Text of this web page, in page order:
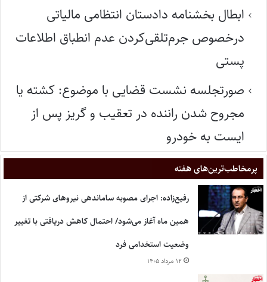
ابطال بخشنامه دادستان انتظامی مالیاتی
درخصوص جرم‌تلقی‌کردن عدم انطباق اطلاعات
پستی
صورتجلسه نشست قضایی با موضوع: کشته یا
مجروح شدن راننده در تعقیب و گریز پس از
ایست به خودرو
پر‌مخاطب‌ترین‌های هفته
رفیع‌زاده: اجرای مصوبه ساماندهی نیروهای شرکتی از
همین ماه آغاز می‌شود/ احتمال کاهش دریافتی با تغییر
وضعیت استخدامی فرد
۱۲ مرداد ۱۴۰۵